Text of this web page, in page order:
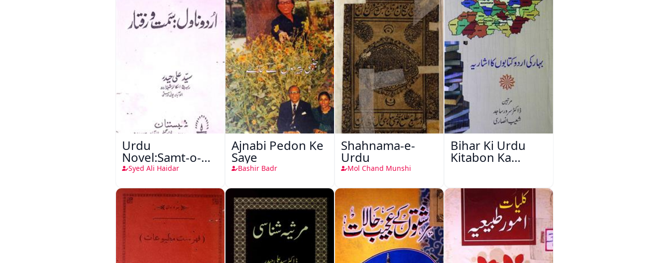
Urdu
Novel:Samt-o-
Raftar
Syed Ali Haidar
Ajnabi Pedon Ke
Saye
Bashir Badr
Shahnama-e-
Urdu
Mol Chand Munshi
Bihar Ki Urdu
Kitabon Ka